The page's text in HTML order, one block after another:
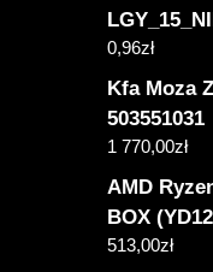
0,96zł
Kfa Moza
503551031
1 770,00zł
AMD
BOX
513,00zł